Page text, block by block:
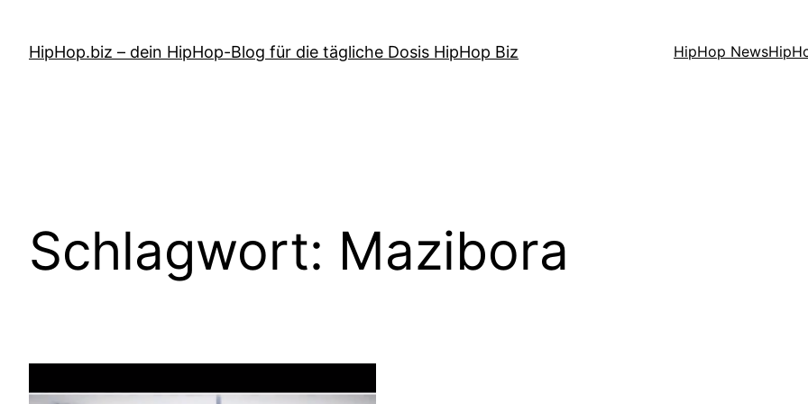
springen
HipHop.biz – dein HipHop-Blog für die tägliche Dosis HipHop Biz HipHop News
Schlagwort: Mazibora